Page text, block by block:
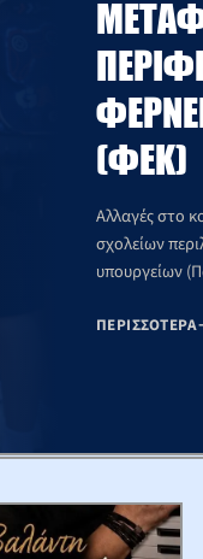
(ΦΕΚ)
Αλλαγές στο
σχολείων
υπουργείων
ΠΕΡΙΣΣΌΤΕΡΑ